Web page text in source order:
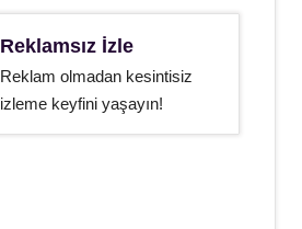
Reklamsız İzle
Reklam olmadan kesintisiz
izleme keyfini yaşayın!